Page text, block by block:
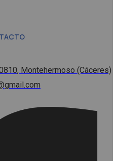
Montehermoso (Cáceres)